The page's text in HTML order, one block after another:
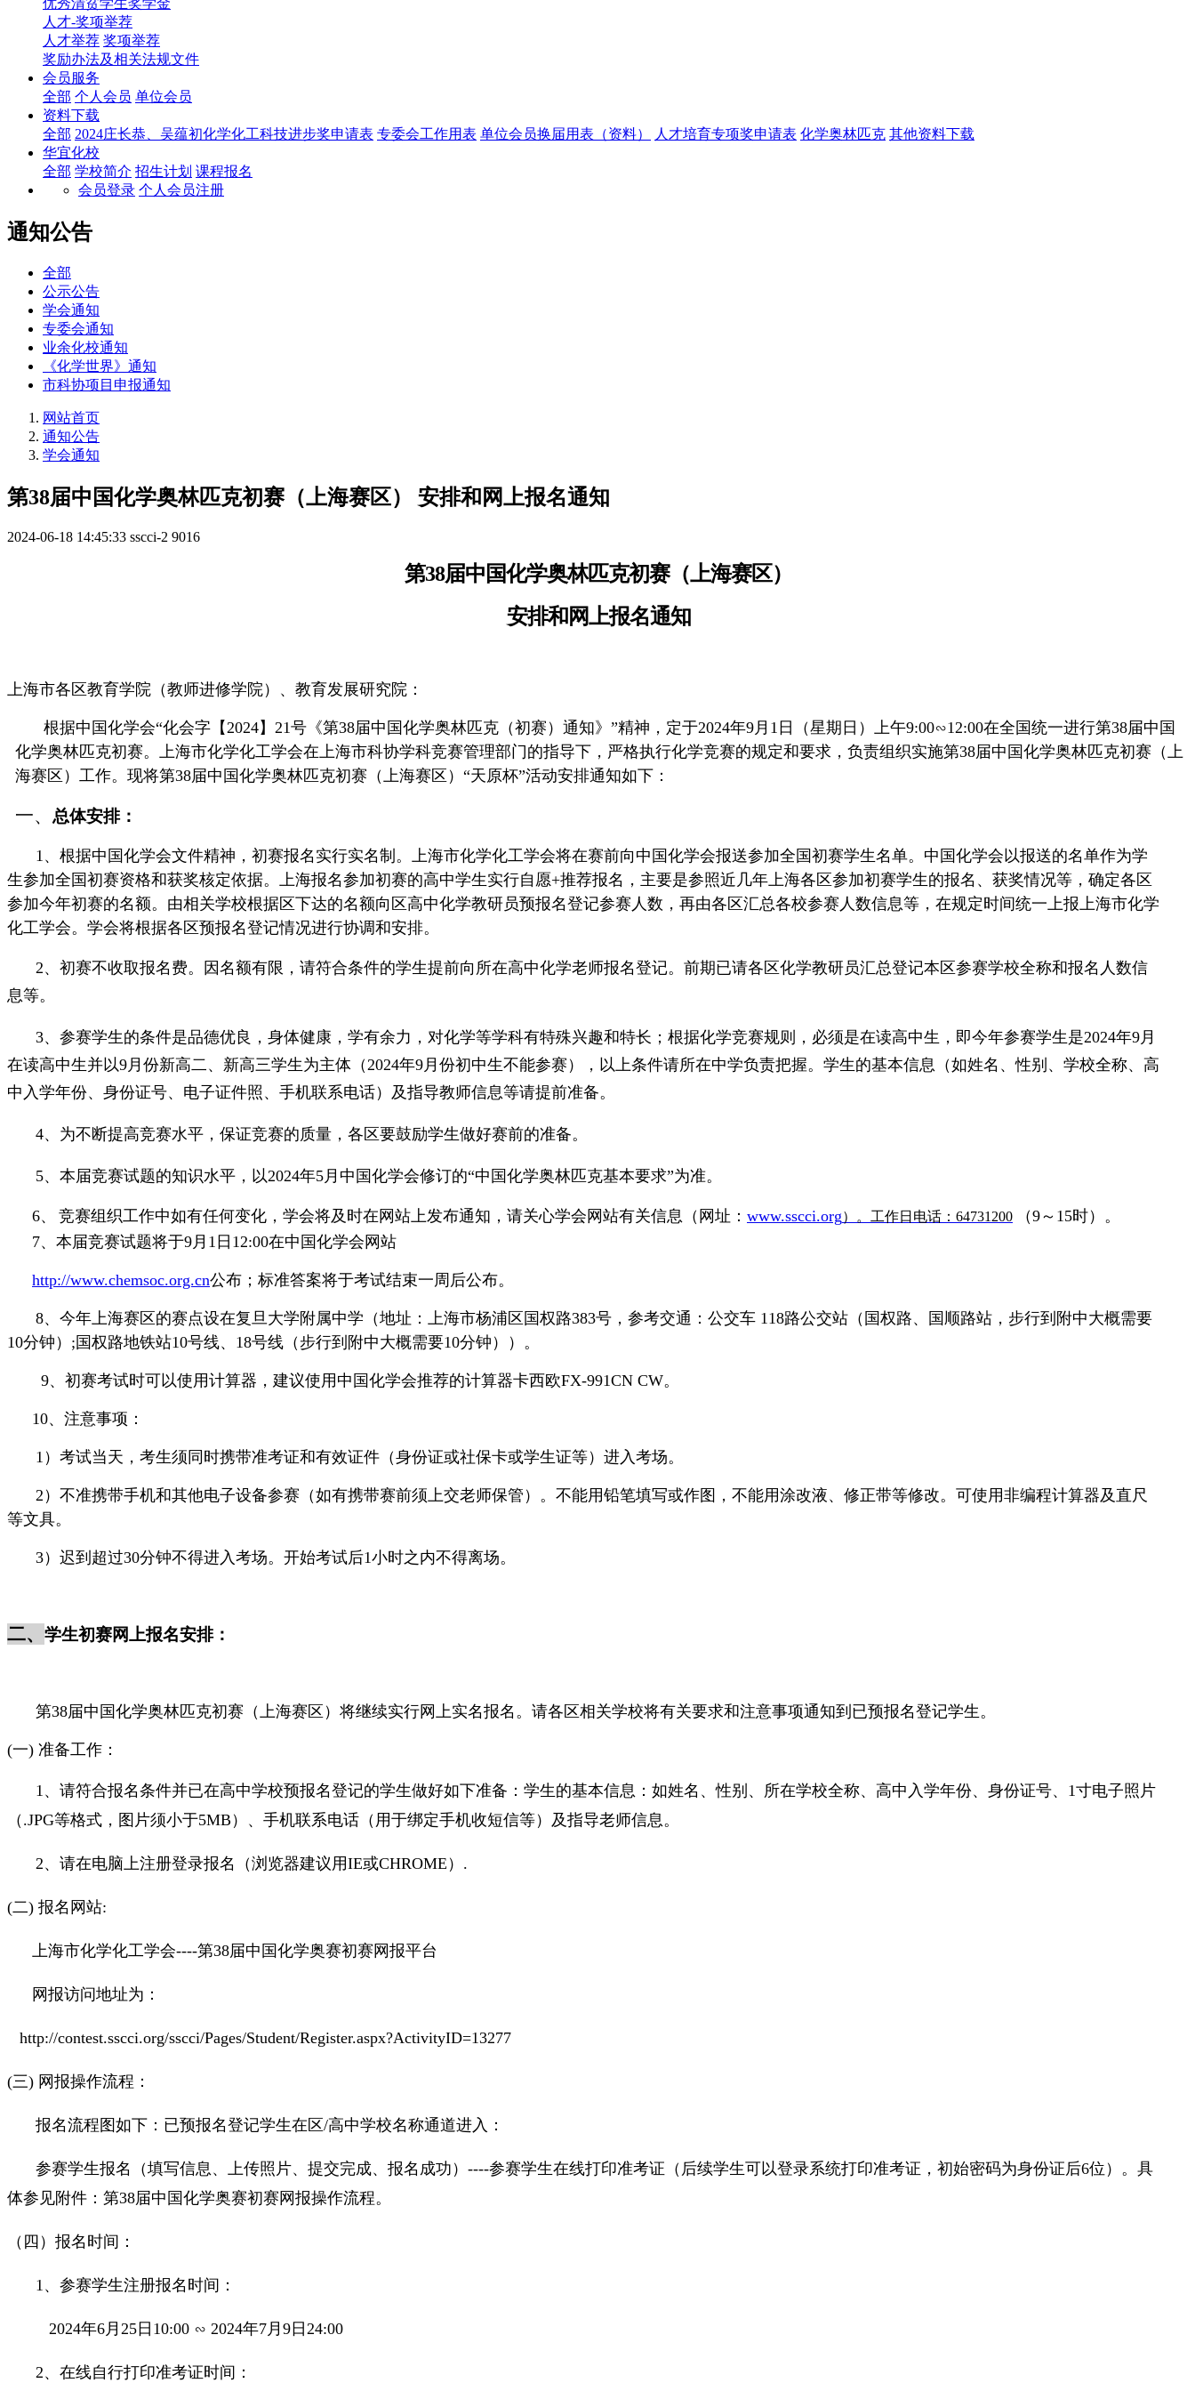
优秀清贫学生奖学金
人才-奖项举荐
人才举荐 奖项举荐
奖励办法及相关法规文件
会员服务
全部 个人会员 单位会员
资料下载
全部 2024庄长恭、吴蕴初化学化工科技进步奖申请表 专委会工作用表 单位会员换届用表（资料） 人才培育专项奖申请表 化学奥林匹克 其他资料下载
华宜化校
全部 学校简介 招生计划 课程报名
会员登录 个人会员注册
通知公告
全部
公示公告
学会通知
专委会通知
业余化校通知
《化学世界》通知
市科协项目申报通知
网站首页
通知公告
学会通知
第38届中国化学奥林匹克初赛（上海赛区） 安排和网上报名通知
2024-06-18 14:45:33 sscci-2 9016
第38届中国化学奥林匹克初赛（上海赛区）
安排和网上报名通知
上海市各区教育学院（教师进修学院）、教育发展研究院：
根据中国化学会“化会字【2024】21号《第38届中国化学奥林匹克（初赛）通知》”精神，定于2024年9月1日（星期日）上午9:00∽12:00在全国统一进行第38届中国
化学奥林匹克初赛。上海市化学化工学会在上海市科协学科竞赛管理部门的指导下，严格执行化学竞赛的规定和要求，负责组织实施第38届中国化学奥林匹克初赛（上
海赛区）工作。现将第38届中国化学奥林匹克初赛（上海赛区）“天原杯”活动安排通知如下：
一、 总体安排：
1、根据中国化学会文件精神，初赛报名实行实名制。上海市化学化工学会将在赛前向中国化学会报送参加全国初赛学生名单。中国化学会以报送的名单作为学
生参加全国初赛资格和获奖核定依据。上海报名参加初赛的高中学生实行自愿+推荐报名，主要是参照近几年上海各区参加初赛学生的报名、获奖情况等，确定各区
参加今年初赛的名额。由相关学校根据区下达的名额向区高中化学教研员预报名登记参赛人数，再由各区汇总各校参赛人数信息等，在规定时间统一上报上海市化学
化工学会。学会将根据各区预报名登记情况进行协调和安排。
2、初赛不收取报名费。因名额有限，请符合条件的学生提前向所在高中化学老师报名登记。前期已请各区化学教研员汇总登记本区参赛学校全称和报名人数信
息等。
3、参赛学生的条件是品德优良，身体健康，学有余力，对化学等学科有特殊兴趣和特长；根据化学竞赛规则，必须是在读高中生，即今年参赛学生是2024年9月
在读高中生并以9月份新高二、新高三学生为主体（2024年9月份初中生不能参赛），以上条件请所在中学负责把握。学生的基本信息（如姓名、性别、学校全称、高
中入学年份、身份证号、电子证件照、手机联系电话）及指导教师信息等请提前准备。
4、为不断提高竞赛水平，保证竞赛的质量，各区要鼓励学生做好赛前的准备。
5、本届竞赛试题的知识水平，以2024年5月中国化学会修订的“中国化学奥林匹克基本要求”为准。
6、 竞赛组织工作中如有任何变化，学会将及时在网站上发布通知，请关心学会网站有关信息（网址： www.sscci.org）。工作日电话：64731200
（9～15时）。
7、本届竞赛试题将于9月1日12:00在中国化学会网站
http://www.chemsoc.org.cn公布；标准答案将于考试结束一周后公布。
8、今年上海赛区的赛点设在复旦大学附属中学（地址：上海市杨浦区国权路383号，参考交通：公交车 118路公交站（国权路、国顺路站，步行到附中大概需要
10分钟）;国权路地铁站10号线、18号线（步行到附中大概需要10分钟））。
9、初赛考试时可以使用计算器，建议使用中国化学会推荐的计算器卡西欧FX-991CN CW。
10、注意事项：
1）考试当天，考生须同时携带准考证和有效证件（身份证或社保卡或学生证等）进入考场。
2）不准携带手机和其他电子设备参赛（如有携带赛前须上交老师保管）。不能用铅笔填写或作图，不能用涂改液、修正带等修改。可使用非编程计算器及直尺
等文具。
3）迟到超过30分钟不得进入考场。开始考试后1小时之内不得离场。
二、 学生初赛网上报名安排：
第38届中国化学奥林匹克初赛（上海赛区）将继续实行网上实名报名。请各区相关学校将有关要求和注意事项通知到已预报名登记学生。
(一) 准备工作：
1、请符合报名条件并已在高中学校预报名登记的学生做好如下准备：学生的基本信息：如姓名、性别、所在学校全称、高中入学年份、身份证号、1寸电子照片
（.JPG等格式，图片须小于5MB）、手机联系电话（用于绑定手机收短信等）及指导老师信息。
2、请在电脑上注册登录报名（浏览器建议用IE或CHROME）.
(二) 报名网站:
上海市化学化工学会----第38届中国化学奥赛初赛网报平台
网报访问地址为：
http://contest.sscci.org/sscci/Pages/Student/Register.aspx?ActivityID=13277
(三) 网报操作流程：
报名流程图如下：已预报名登记学生在区/高中学校名称通道进入：
参赛学生报名（填写信息、上传照片、提交完成、报名成功）----参赛学生在线打印准考证（后续学生可以登录系统打印准考证，初始密码为身份证后6位）。具
体参见附件：第38届中国化学奥赛初赛网报操作流程。
（四）报名时间：
1、参赛学生注册报名时间：
2024年6月25日10:00 ∽ 2024年7月9日24:00
2、在线自行打印准考证时间：